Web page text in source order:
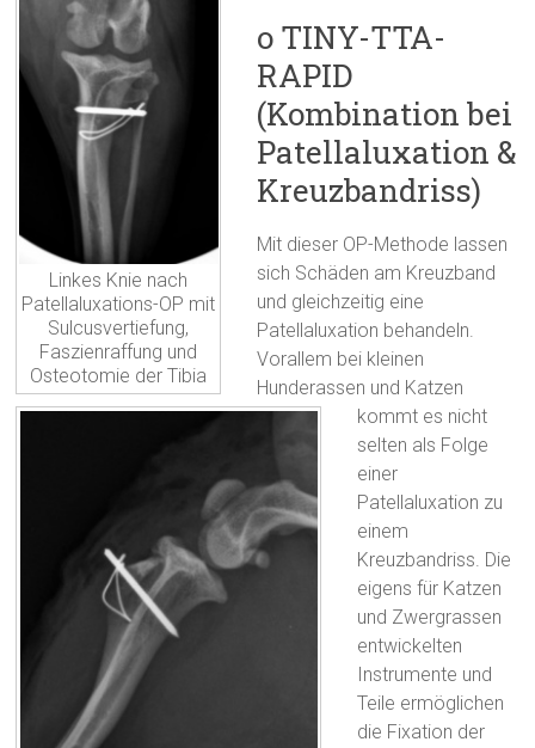
Linkes Knie nach
Patellaluxations-OP mit
Sulcusvertiefung,
Faszienraffung und
Osteotomie der Tibia
o TINY-TTA-
RAPID
(Kombination bei
Patellaluxation &
Kreuzbandriss)
Mit dieser OP-Methode lassen
sich Schäden am Kreuzband
und gleichzeitig eine
Patellaluxation behandeln.
Vorallem bei kleinen
Hunderassen und Katzen
kommt es nicht
selten als Folge
einer
Patellaluxation zu
einem
Kreuzbandriss. Die
eigens für Katzen
und Zwergrassen
entwickelten
Instrumente und
Teile ermöglichen
die Fixation der